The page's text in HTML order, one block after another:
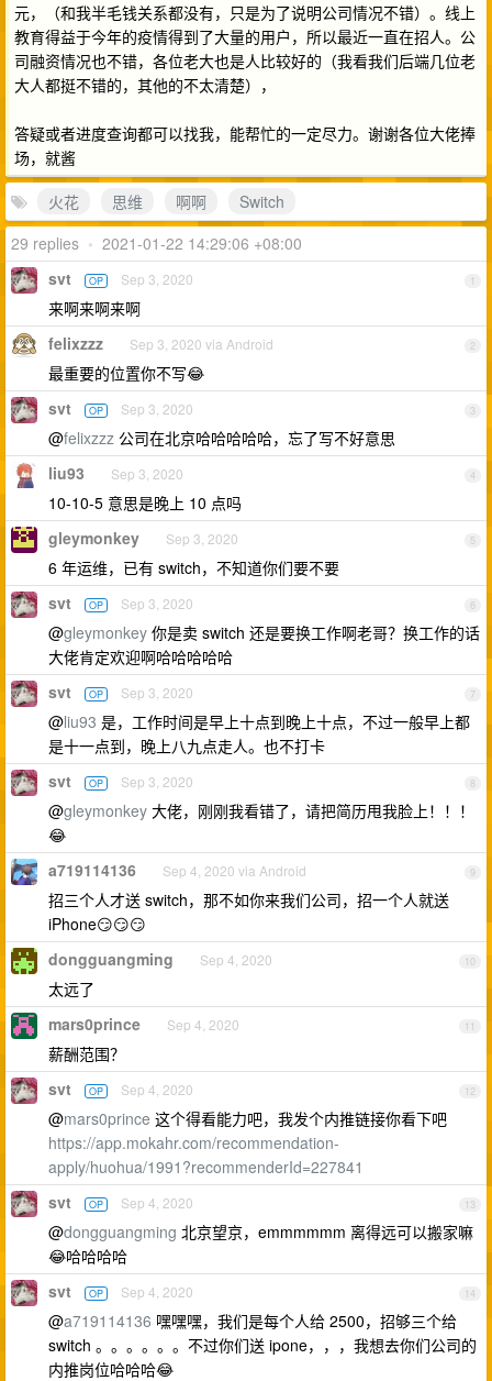
元，（和我半毛钱关系都没有，只是为了说明公司情况不错）。线上
教育得益于今年的疫情得到了大量的用户，所以最近一直在招人。公
司融资情况也不错，各位老大也是人比较好的（我看我们后端几位老
大人都挺不错的，其他的不太清楚），
答疑或者进度查询都可以找我，能帮忙的一定尽力。谢谢各位大佬捧
场，就酱
火花
思维 啊啊
Switch
29 replies • 2021-01-22 14:29:06 +08:00
1
svt OP Sep 3, 2020
来啊来啊来啊
2
felixzzz Sep 3, 2020 via Android
最重要的位置你不写😂
3
svt OP Sep 3, 2020
@felixzzz 公司在北京哈哈哈哈哈，忘了写不好意思
4
liu93 Sep 3, 2020
10-10-5 意思是晚上 10 点吗
5
gleymonkey Sep 3, 2020
6 年运维，已有 switch，不知道你们要不要
6
svt OP Sep 3, 2020
@gleymonkey 你是卖 switch 还是要换工作啊老哥？换工作的话
大佬肯定欢迎啊哈哈哈哈哈
7
svt OP Sep 3, 2020
@liu93 是，工作时间是早上十点到晚上十点，不过一般早上都
是十一点到，晚上八九点走人。也不打卡
8
svt OP Sep 3, 2020
@gleymonkey 大佬，刚刚我看错了，请把简历甩我脸上！！！
😂
9
a719114136 Sep 4, 2020 via Android
招三个人才送 switch，那不如你来我们公司，招一个人就送
iPhone😏😏😏
10
dongguangming Sep 4, 2020
太远了
11
mars0prince Sep 4, 2020
薪酬范围？
12
svt OP Sep 4, 2020
@mars0prince 这个得看能力吧，我发个内推链接你看下吧
https://app.mokahr.com/recommendation-
apply/huohua/1991?recommenderId=227841
13
svt OP Sep 4, 2020
@dongguangming 北京望京，emmmmmm 离得远可以搬家嘛
😂哈哈哈哈
14
svt OP Sep 4, 2020
@a719114136 嘿嘿嘿，我们是每个人给 2500，招够三个给
switch 。。。。。。不过你们送 ipone，，，我想去你们公司的
内推岗位哈哈哈😂